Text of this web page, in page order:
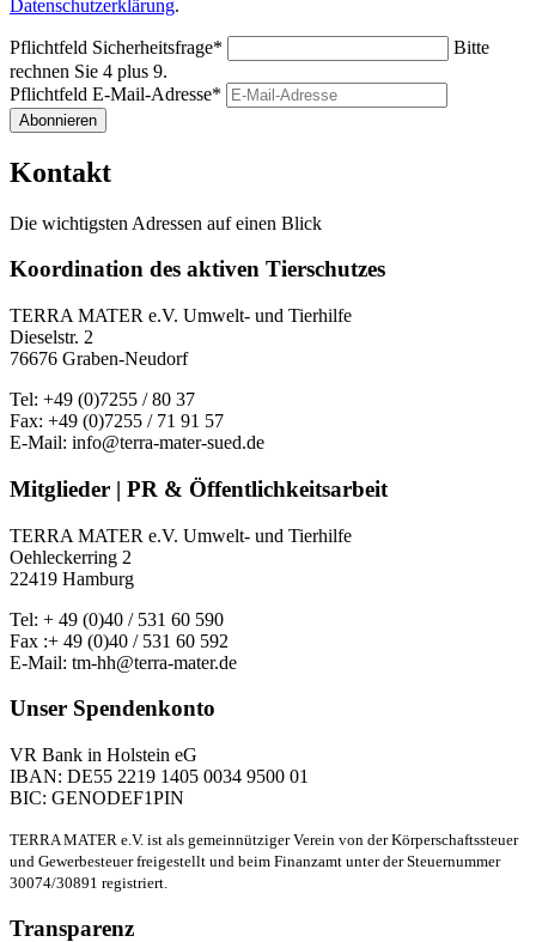
Datenschutzerklärung.
Pflichtfeld Sicherheitsfrage*
Bitte
rechnen Sie 4 plus 9.
Pflichtfeld E-Mail-Adresse*
Abonnieren
Kontakt
Die wichtigsten Adressen auf einen Blick
Koordination des aktiven Tierschutzes
TERRA MATER e.V. Umwelt- und Tierhilfe
Dieselstr. 2
76676 Graben-Neudorf
Tel: +49 (0)7255 / 80 37
Fax: +49 (0)7255 / 71 91 57
E-Mail: info@terra-mater-sued.de
Mitglieder | PR & Öffentlichkeitsarbeit
TERRA MATER e.V. Umwelt- und Tierhilfe
Oehleckerring 2
22419 Hamburg
Tel: + 49 (0)40 / 531 60 590
Fax :+ 49 (0)40 / 531 60 592
E-Mail: tm-hh@terra-mater.de
Unser Spendenkonto
VR Bank in Holstein eG
IBAN: DE55 2219 1405 0034 9500 01
BIC: GENODEF1PIN
TERRA MATER e.V. ist als gemeinnütziger Verein von der Körperschaftssteuer
und Gewerbesteuer freigestellt und beim Finanzamt unter der Steuernummer
30074/30891 registriert.
Transparenz